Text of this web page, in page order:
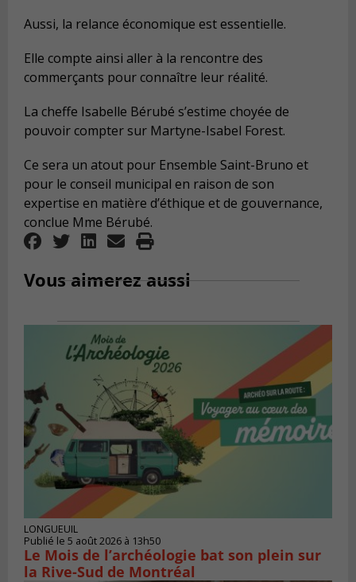
Aussi, la relance économique est essentielle.
Elle compte ainsi aller à la rencontre des
commerçants pour connaître leur réalité.
La cheffe Isabelle Bérubé s’estime choyée de
pouvoir compter sur Martyne-Isabel Forest.
Ce sera un atout pour Ensemble Saint-Bruno et
pour le conseil municipal en raison de son
expertise en matière d’éthique et de gouvernance,
conclue Mme Bérubé.
Vous aimerez aussi
LONGUEUIL
Publié le 5 août 2026 à 13h50
Le Mois de l’archéologie bat son plein sur
la Rive-Sud de Montréal